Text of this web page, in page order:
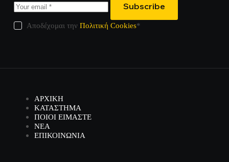
Subscribe
Αποδέχομαι τηνΠολιτική Cookies*
ΑΡΧΙΚΗ
ΚΑΤΑΣΤΗΜΑ
ΠΟΙΟΙ ΕΙΜΑΣΤΕ
ΝΕΑ
ΕΠΙΚΟΙΝΩΝΙΑ